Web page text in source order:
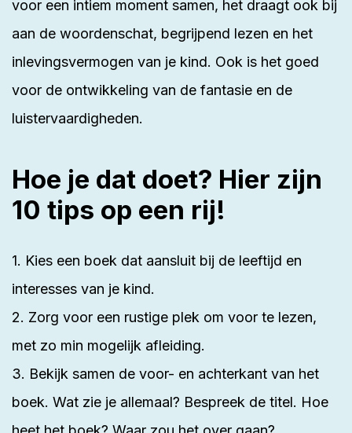
voor een intiem moment samen, het draagt ook bij
aan de woordenschat, begrijpend lezen en het
inlevingsvermogen van je kind. Ook is het goed
voor de ontwikkeling van de fantasie en de
luistervaardigheden.
Hoe je dat doet? Hier zijn
10 tips op een rij!
1. Kies een boek dat aansluit bij de leeftijd en
interesses van je kind.
2. Zorg voor een rustige plek om voor te lezen,
met zo min mogelijk afleiding.
3. Bekijk samen de voor- en achterkant van het
boek. Wat zie je allemaal? Bespreek de titel. Hoe